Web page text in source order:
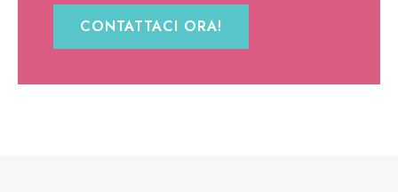
CONTATTACI ORA!